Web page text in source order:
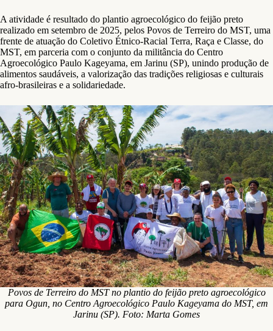
A atividade é resultado do plantio agroecológico do feijão preto
realizado em setembro de 2025, pelos Povos de Terreiro do MST, uma
frente de atuação do Coletivo Étnico-Racial Terra, Raça e Classe, do
MST, em parceria com o conjunto da militância do Centro
Agroecológico Paulo Kageyama, em Jarinu (SP), unindo produção de
alimentos saudáveis, a valorização das tradições religiosas e culturais
afro-brasileiras e a solidariedade.
Povos de Terreiro do MST no plantio do feijão preto agroecológico
para Ogun, no Centro Agroecológico Paulo Kageyama do MST, em
Jarinu (SP). Foto: Marta Gomes